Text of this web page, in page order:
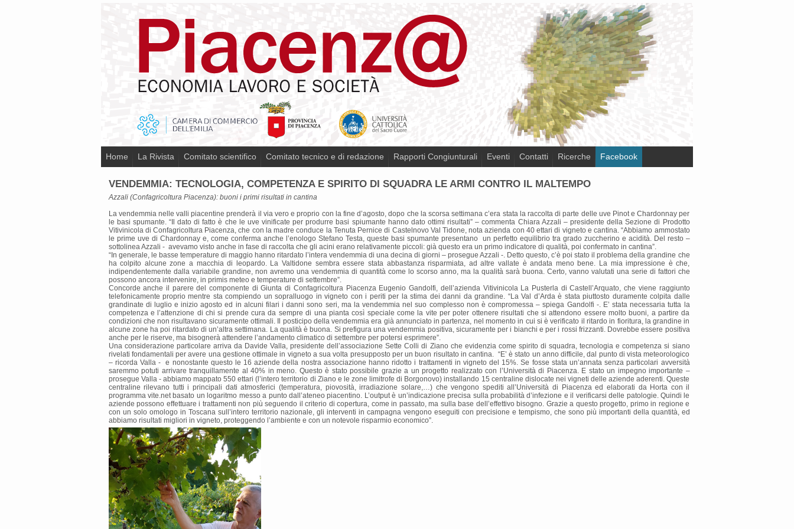
Home La Rivista Comitato scientifico Comitato tecnico e di redazione Rapporti Congiunturali Eventi Contatti Ricerche Facebook
VENDEMMIA: TECNOLOGIA, COMPETENZA E SPIRITO DI SQUADRA LE ARMI CONTRO IL MALTEMPO
Azzali (Confagricoltura Piacenza): buoni i primi risultati in cantina
La vendemmia nelle valli piacentine prenderà il via vero e proprio con la fine d’agosto, dopo che la scorsa settimana c’era stata la raccolta di parte delle uve Pinot e Chardonnay per
le basi spumante. “Il dato di fatto è che le uve vinificate per produrre basi spiumante hanno dato ottimi risultati” – commenta Chiara Azzali – presidente della Sezione di Prodotto
Vitivinicola di Confagricoltura Piacenza, che con la madre conduce la Tenuta Pernice di Castelnovo Val Tidone, nota azienda con 40 ettari di vigneto e cantina. “Abbiamo ammostato
le prime uve di Chardonnay e, come conferma anche l’enologo Stefano Testa, queste basi spumante presentano un perfetto equilibrio tra grado zuccherino e acidità. Del resto –
sottolinea Azzali - avevamo visto anche in fase di raccolta che gli acini erano relativamente piccoli: già questo era un primo indicatore di qualità, poi confermato in cantina”.
“In generale, le basse temperature di maggio hanno ritardato l’intera vendemmia di una decina di giorni – prosegue Azzali -. Detto questo, c’è poi stato il problema della grandine che
ha colpito alcune zone a macchia di leopardo. La Valtidone sembra essere stata abbastanza risparmiata, ad altre vallate è andata meno bene. La mia impressione è che,
indipendentemente dalla variabile grandine, non avremo una vendemmia di quantità come lo scorso anno, ma la qualità sarà buona. Certo, vanno valutati una serie di fattori che
possono ancora intervenire, in primis meteo e temperature di settembre”.
Concorde anche il parere del componente di Giunta di Confagricoltura Piacenza Eugenio Gandolfi, dell’azienda Vitivinicola La Pusterla di Castell’Arquato, che viene raggiunto
telefonicamente proprio mentre sta compiendo un sopralluogo in vigneto con i periti per la stima dei danni da grandine. “La Val d’Arda è stata piuttosto duramente colpita dalle
grandinate di luglio e inizio agosto ed in alcuni filari i danni sono seri, ma la vendemmia nel suo complesso non è compromessa – spiega Gandolfi -. E’ stata necessaria tutta la
competenza e l’attenzione di chi si prende cura da sempre di una pianta così speciale come la vite per poter ottenere risultati che si attendono essere molto buoni, a partire da
condizioni che non risultavano sicuramente ottimali. Il posticipo della vendemmia era già annunciato in partenza, nel momento in cui si è verificato il ritardo in fioritura, la grandine in
alcune zone ha poi ritardato di un’altra settimana. La qualità è buona. Si prefigura una vendemmia positiva, sicuramente per i bianchi e per i rossi frizzanti. Dovrebbe essere positiva
anche per le riserve, ma bisognerà attendere l’andamento climatico di settembre per potersi esprimere”.
Una considerazione particolare arriva da Davide Valla, presidente dell’associazione Sette Colli di Ziano che evidenzia come spirito di squadra, tecnologia e competenza si siano
rivelati fondamentali per avere una gestione ottimale in vigneto a sua volta presupposto per un buon risultato in cantina. “E’ è stato un anno difficile, dal punto di vista meteorologico
– ricorda Valla - e nonostante questo le 16 aziende della nostra associazione hanno ridotto i trattamenti in vigneto del 15%. Se fosse stata un’annata senza particolari avversità
saremmo potuti arrivare tranquillamente al 40% in meno. Questo è stato possibile grazie a un progetto realizzato con l’Università di Piacenza. E stato un impegno importante –
prosegue Valla - abbiamo mappato 550 ettari (l’intero territorio di Ziano e le zone limitrofe di Borgonovo) installando 15 centraline dislocate nei vigneti delle aziende aderenti. Queste
centraline rilevano tutti i principali dati atmosferici (temperatura, piovosità, irradiazione solare,…) che vengono spediti all’Università di Piacenza ed elaborati da Horta con il
programma vite.net basato un logaritmo messo a punto dall’ateneo piacentino. L’output è un’indicazione precisa sulla probabilità d’infezione e il verificarsi delle patologie. Quindi le
aziende possono effettuare i trattamenti non più seguendo il criterio di copertura, come in passato, ma sulla base dell’effettivo bisogno. Grazie a questo progetto, primo in regione e
con un solo omologo in Toscana sull’intero territorio nazionale, gli interventi in campagna vengono eseguiti con precisione e tempismo, che sono più importanti della quantità, ed
abbiamo risultati migliori in vigneto, proteggendo l’ambiente e con un notevole risparmio economico”.